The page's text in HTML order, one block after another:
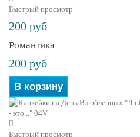
Быстрый просмотр
200 руб
Романтика
200 руб
В корзину
Быстрый просмотр